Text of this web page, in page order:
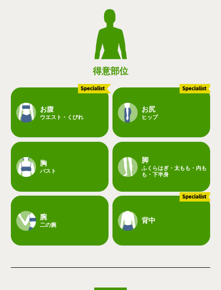
得意部位
お腹
ウエスト・くびれ
お尻
ヒップ
胸
バスト
脚
ふくらはぎ・太もも・内も
も・下半身
腕
二の腕
背中